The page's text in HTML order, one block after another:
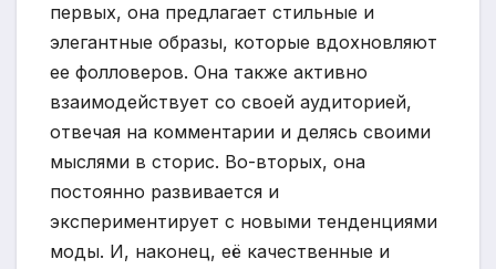
первых, она предлагает стильные и
элегантные образы, которые вдохновляют
ее фолловеров. Она также активно
взаимодействует со своей аудиторией,
отвечая на комментарии и делясь своими
мыслями в сторис. Во-вторых, она
постоянно развивается и
экспериментирует с новыми тенденциями
моды. И, наконец, её качественные и